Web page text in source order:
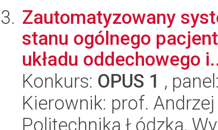
Zautomatyzowany
stanu ogólnego
układu oddechowego
Konkurs: OPUS 1 ,
Kierownik: prof.
Politechnika Łódzka,